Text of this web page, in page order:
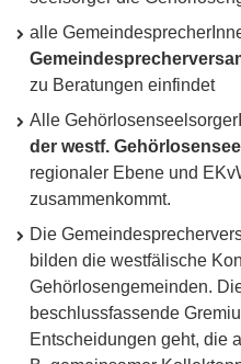
alle
zu Beratungen einfindet
Alle
der westf.
regionaler Ebene und
zusammenkommt.
Die
bilden die westfälische
Gehörlosengemeinden.
beschlussfassende
Entscheidungen geht, die